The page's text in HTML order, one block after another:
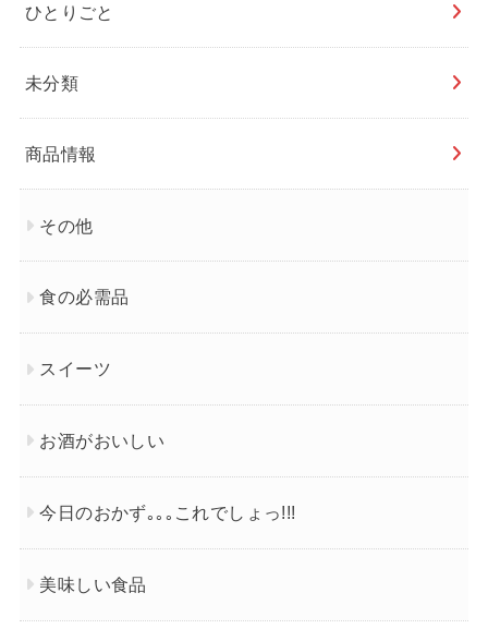
ひとりごと
未分類
商品情報
その他
食の必需品
スイーツ
お酒がおいしい
今日のおかず｡｡｡これでしょっ!!!
美味しい食品